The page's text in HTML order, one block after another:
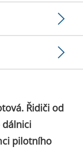
Řidiči od
pilotního